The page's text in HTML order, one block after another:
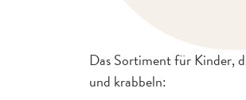
Das Sortiment für Kinder,
und krabbeln: